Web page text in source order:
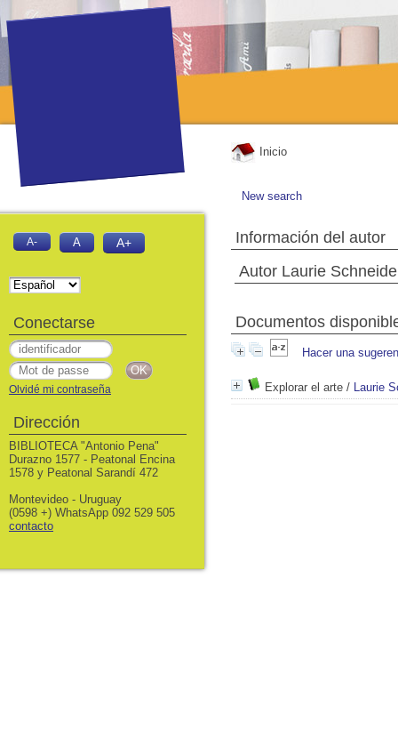
Inicio
New search
Información del autor
Autor Laurie
Documentos
Hacer una
Explorar el arte / Laurie
A- A A+
Conectarse
Olvidé mi contraseña
Dirección
BIBLIOTECA "Antonio Pena"
Durazno 1577 - Peatonal Encina
1578 y Peatonal Sarandí 472
Montevideo - Uruguay
(0598 +) WhatsApp 092 529 505
contacto